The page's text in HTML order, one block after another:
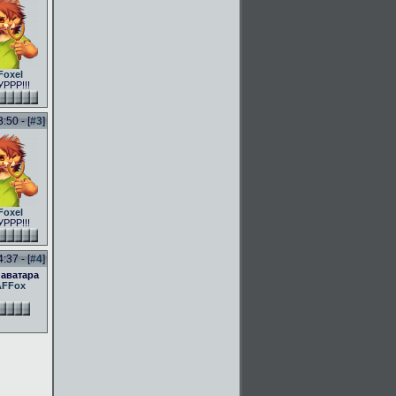
- [#3]
- [#4]